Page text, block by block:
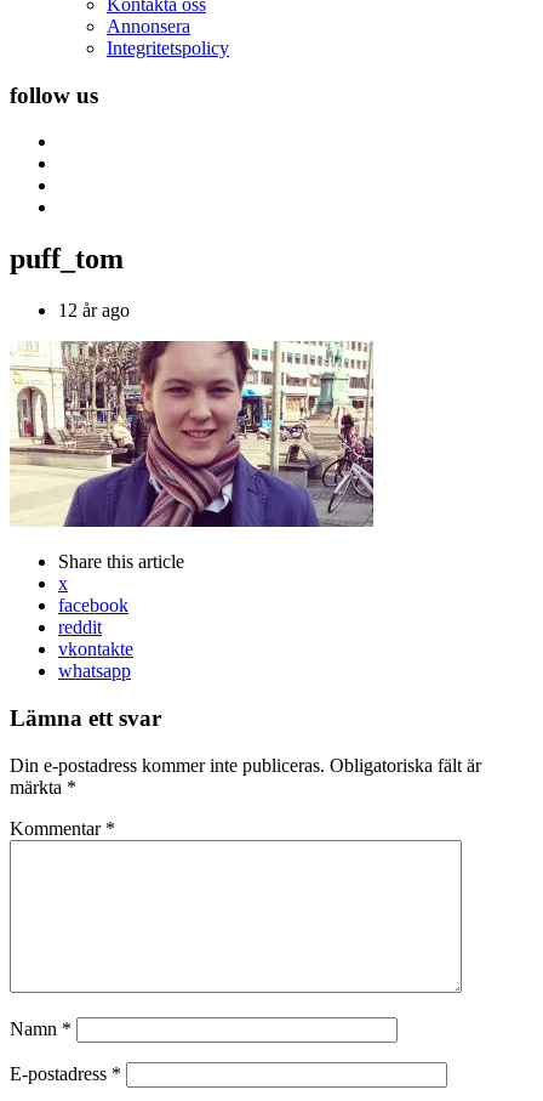
Kontakta oss
Annonsera
Integritetspolicy
follow us
puff_tom
12 år ago
Share this article
x
facebook
reddit
vkontakte
whatsapp
Lämna ett svar
Din e-postadress kommer inte publiceras. Obligatoriska fält är
märkta *
Kommentar *
Namn *
E-postadress *